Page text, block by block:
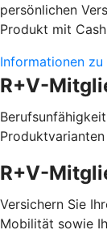
persönlichen
Produkt mit
Informationen zu
R+V-
R+V-
Versichern Sie
Mobilität sowie